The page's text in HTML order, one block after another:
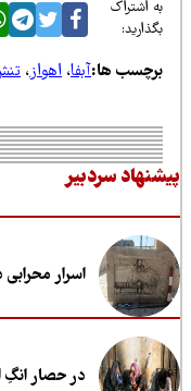
اشتراک
ها:آبفا،اهواز ،تنش آبی
سردبیر
اسرار محرابی در
در حصار انگِ